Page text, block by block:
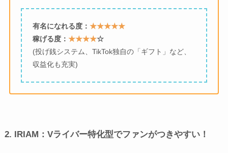
有名になれる度： ★★★★★
稼げる度： ★★★★☆
(投げ銭システム、TikTok独自の「ギフト」など、
収益化も充実)
2. IRIAM：Vライバー特化型でファンがつきやすい！